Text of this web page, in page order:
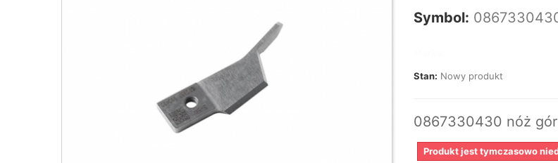
Symbol:
Stan: Nowy produkt
0867330430 nóż
Produkt jest tymczasowo